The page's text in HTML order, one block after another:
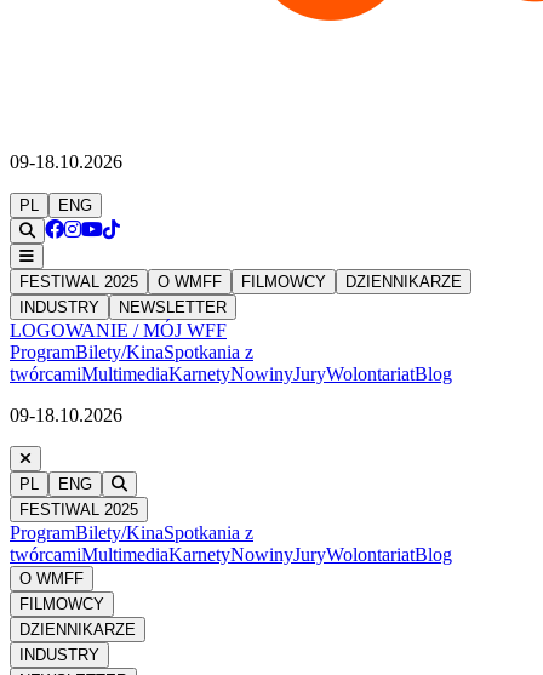
09-18.10.2026
PL ENG
FESTIWAL 2025 O WMFF FILMOWCY
DZIENNIKARZE
INDUSTRY
NEWSLETTER
LOGOWANIE / MÓJ WFF
ProgramBilety/KinaSpotkania z
twórcamiMultimediaKarnetyNowinyJuryWolontariatBlog
09-18.10.2026
PL
ENG
FESTIWAL 2025
ProgramBilety/KinaSpotkania z
twórcamiMultimediaKarnetyNowinyJuryWolontariatBlog
O WMFF
FILMOWCY
DZIENNIKARZE
INDUSTRY